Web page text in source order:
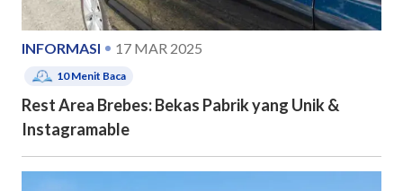
INFORMASI 17 MAR 2025
10Menit Baca
Rest Area Brebes: Bekas Pabrik yang Unik &
Instagramable